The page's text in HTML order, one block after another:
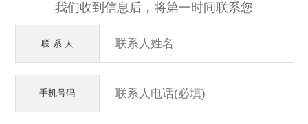
我们收到信息后，将第一时间联系您
联 系 人
手机号码